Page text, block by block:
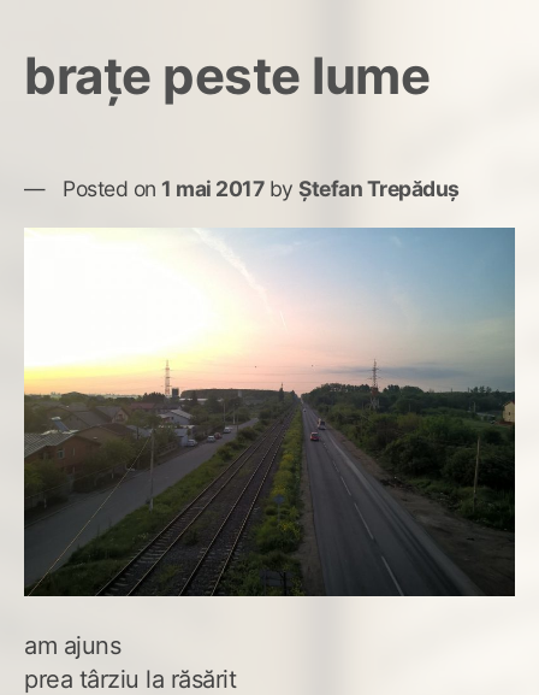
brațe peste lume
Posted on 1 mai 2017by Ștefan Trepăduș
am ajuns
prea târziu la răsărit